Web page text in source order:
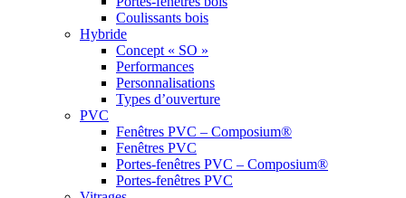
Coulissants bois
Hybride
Concept « SO »
Performances
Personnalisations
Types d’ouverture
PVC
Fenêtres PVC – Composium®
Fenêtres PVC
Portes-fenêtres PVC – Composium®
Portes-fenêtres PVC